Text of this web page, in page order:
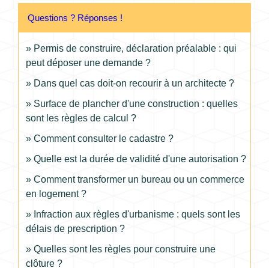
Questions ? Réponses !
Permis de construire, déclaration préalable : qui
peut déposer une demande ?
Dans quel cas doit-on recourir à un architecte ?
Surface de plancher d'une construction : quelles
sont les règles de calcul ?
Comment consulter le cadastre ?
Quelle est la durée de validité d'une autorisation ?
Comment transformer un bureau ou un commerce
en logement ?
Infraction aux règles d'urbanisme : quels sont les
délais de prescription ?
Quelles sont les règles pour construire une
clôture ?